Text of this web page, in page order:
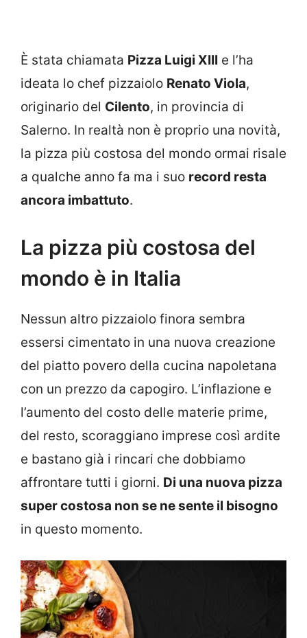
È stata chiamata Pizza Luigi XIII e l’ha
ideata lo chef pizzaiolo Renato Viola,
originario del Cilento, in provincia di
Salerno. In realtà non è proprio una novità,
la pizza più costosa del mondo ormai risale
a qualche anno fa ma i suo record resta
ancora imbattuto.
La pizza più costosa del
mondo è in Italia
Nessun altro pizzaiolo finora sembra
essersi cimentato in una nuova creazione
del piatto povero della cucina napoletana
con un prezzo da capogiro. L’inflazione e
l’aumento del costo delle materie prime,
del resto, scoraggiano imprese così ardite
e bastano già i rincari che dobbiamo
affrontare tutti i giorni. Di una nuova pizza
super costosa non se ne sente il bisogno
in questo momento.